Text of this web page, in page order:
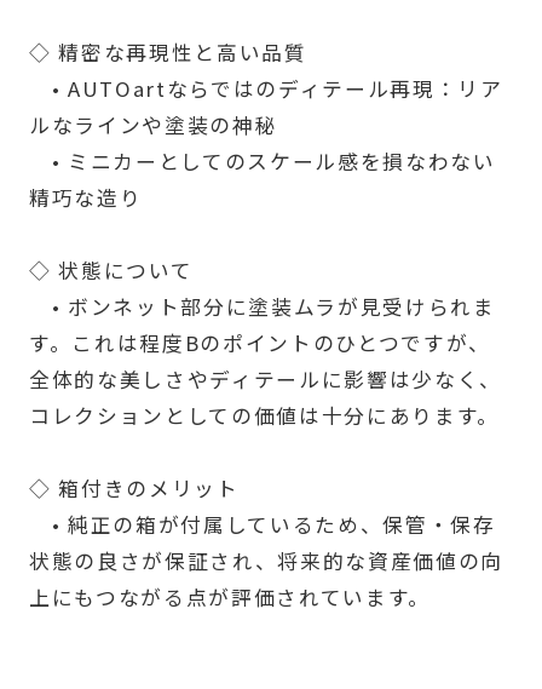
◇ 精密な再現性と高い品質
• AUTOartならではのディテール再現：リア
ルなラインや塗装の神秘
• ミニカーとしてのスケール感を損なわない
精巧な造り
◇ 状態について
• ボンネット部分に塗装ムラが見受けられま
す。これは程度Bのポイントのひとつですが、
全体的な美しさやディテールに影響は少なく、
コレクションとしての価値は十分にあります。
◇ 箱付きのメリット
• 純正の箱が付属しているため、保管・保存
状態の良さが保証され、将来的な資産価値の向
上にもつながる点が評価されています。